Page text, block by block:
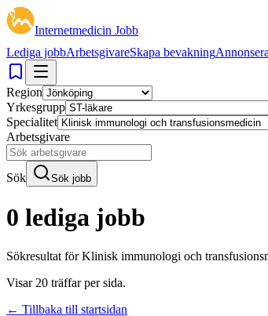
Internetmedicin Jobb
Lediga jobbArbetsgivareSkapa bevakningAnnonsera
Region
Yrkesgrupp
Specialitet
Arbetsgivare
Sök Sök jobb
0 lediga jobb
Sökresultat förKlinisk immunologi och
Visar 20 träffar per sida.
← Tillbaka till startsidan